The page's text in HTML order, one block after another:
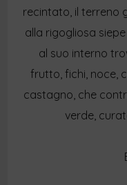
recintato, il terreno
alla rigogliosa
al suo interno
frutto, fichi, noce,
castagno, che
verde,